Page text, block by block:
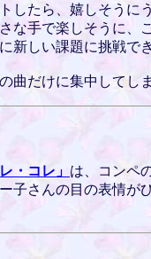
したら、嬉しそうに
な手で楽しそうに、
新しい課題に挑戦で
曲だけに集中してし
・コレ」 は、コンペ
子さんの目の表情が